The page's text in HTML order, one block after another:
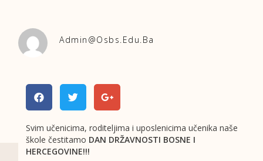
Admin@osbs.edu.ba
Svim učenicima, roditeljima i uposlenicima učenika naše
škole čestitamo DAN DRŽAVNOSTI BOSNE I
HERCEGOVINE!!!